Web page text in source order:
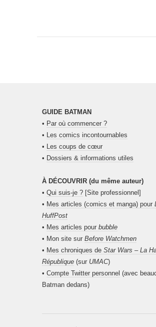
GUIDE BATMAN
• Par où commencer ?
• Les comics incontournables
• Les coups de cœur
• Dossiers & informations utiles
À DÉCOUVRIR (du même auteur)
• Qui suis-je ? [Site professionnel]
• Mes articles (comics et manga) pour
HuffPost
• Mes articles pour bubble
• Mon site sur Before Watchmen
• Mes chroniques de Star Wars – La
République (sur UMAC)
• Compte Twitter personnel (avec
Batman dedans)